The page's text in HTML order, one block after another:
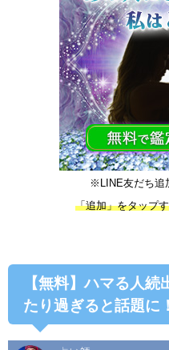
※LINE友だち追
「追加」をタップ
【無料】ハマる人
たり過ぎると話題に！